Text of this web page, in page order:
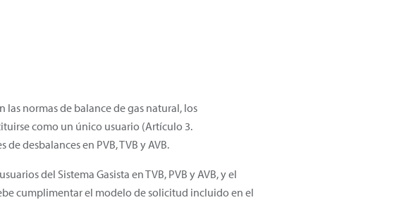
las normas de balance de gas natural, los
como un único usuario (Artículo 3.
desbalances en PVB, TVB y AVB.
del Sistema Gasista en TVB, PVB y AVB, y el
cumplimentar el modelo de solicitud incluido en el